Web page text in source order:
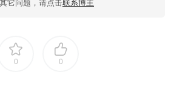
它问题，请点击联系博主
0 0